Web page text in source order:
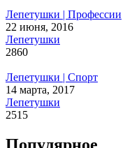
Лепетушки | Профессии
22 июня, 2016
Лепетушки
2860
Лепетушки | Спорт
14 марта, 2017
Лепетушки
2515